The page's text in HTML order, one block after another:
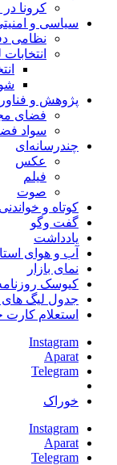
کرونا
سیاسی و
نظامی
پژوهش و
فضای
سواد
چندرسانه‌ای
عكس
فیلم
صوت
کوتاه و خواندنی
گفت وگو
یادداشت
آب و هوای
نمای بازار
کیوسک
جدول لیگ های
استعلام کارت
Instagram
Aparat
Telegram
خوراک
Instagram
Aparat
Telegram